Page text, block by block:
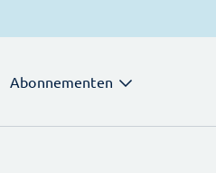
Abonnementen